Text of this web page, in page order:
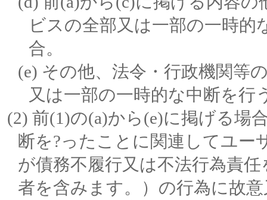
ビスの全部又は一部の一時
合。
その他、法令・行政機関等
又は一部の一時的な中断を行
前(1)の(a)から(e)に掲げる場
断を?ったことに関連してユー
が債務不履行又は不法行為責
者を含みます。）の行為に故